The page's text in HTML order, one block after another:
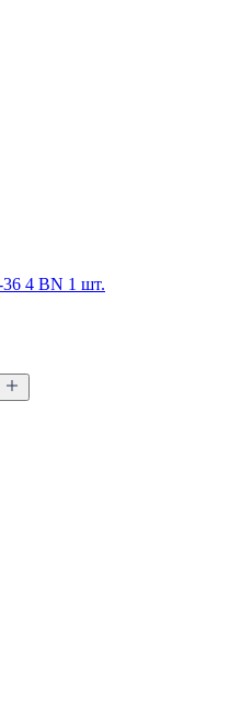
4 BN 1 шт.